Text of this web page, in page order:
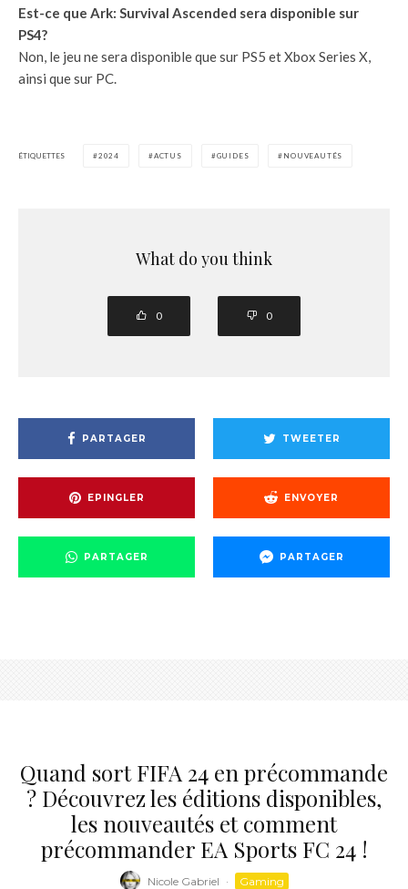
Est-ce que Ark: Survival Ascended sera disponible sur
PS4?
Non, le jeu ne sera disponible que sur PS5 et Xbox Series X,
ainsi que sur PC.
ÉTIQUETTES 2024 ACTUS GUIDES NOUVEAUTÉS
What do you think
0 0
PARTAGER TWEETER
EPINGLER ENVOYER
PARTAGER PARTAGER
Quand sort FIFA 24 en précommande
? Découvrez les éditions disponibles,
les nouveautés et comment
précommander EA Sports FC 24 !
Nicole Gabriel · Gaming